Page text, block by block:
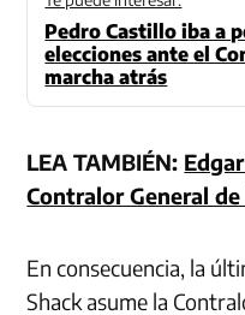
Pedro Castillo iba a
elecciones ante el
marcha atrás
LEA TAMBIÉN:
Contralor General
En consecuencia, la
Shack asume la